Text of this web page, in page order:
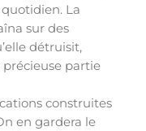
La
sur des
détruisit,
précieuse partie
construites
en gardera le